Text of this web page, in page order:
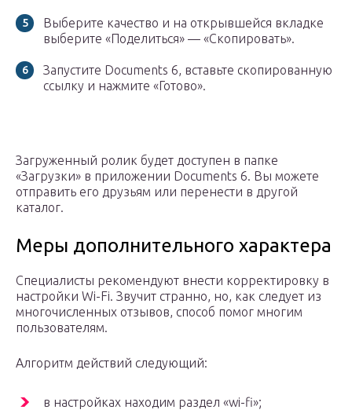
Выберите качество и на открывшейся вкладке
выберите «Поделиться» — «Скопировать».
Запустите Documents 6, вставьте скопированную
ссылку и нажмите «Готово».
Загруженный ролик будет доступен в папке
«Загрузки» в приложении Documents 6. Вы можете
отправить его друзьям или перенести в другой
каталог.
Меры дополнительного характера
Специалисты рекомендуют внести корректировку в
настройки Wi-Fi. Звучит странно, но, как следует из
многочисленных отзывов, способ помог многим
пользователям.
Алгоритм действий следующий:
в настройках находим раздел «wi-fi»;